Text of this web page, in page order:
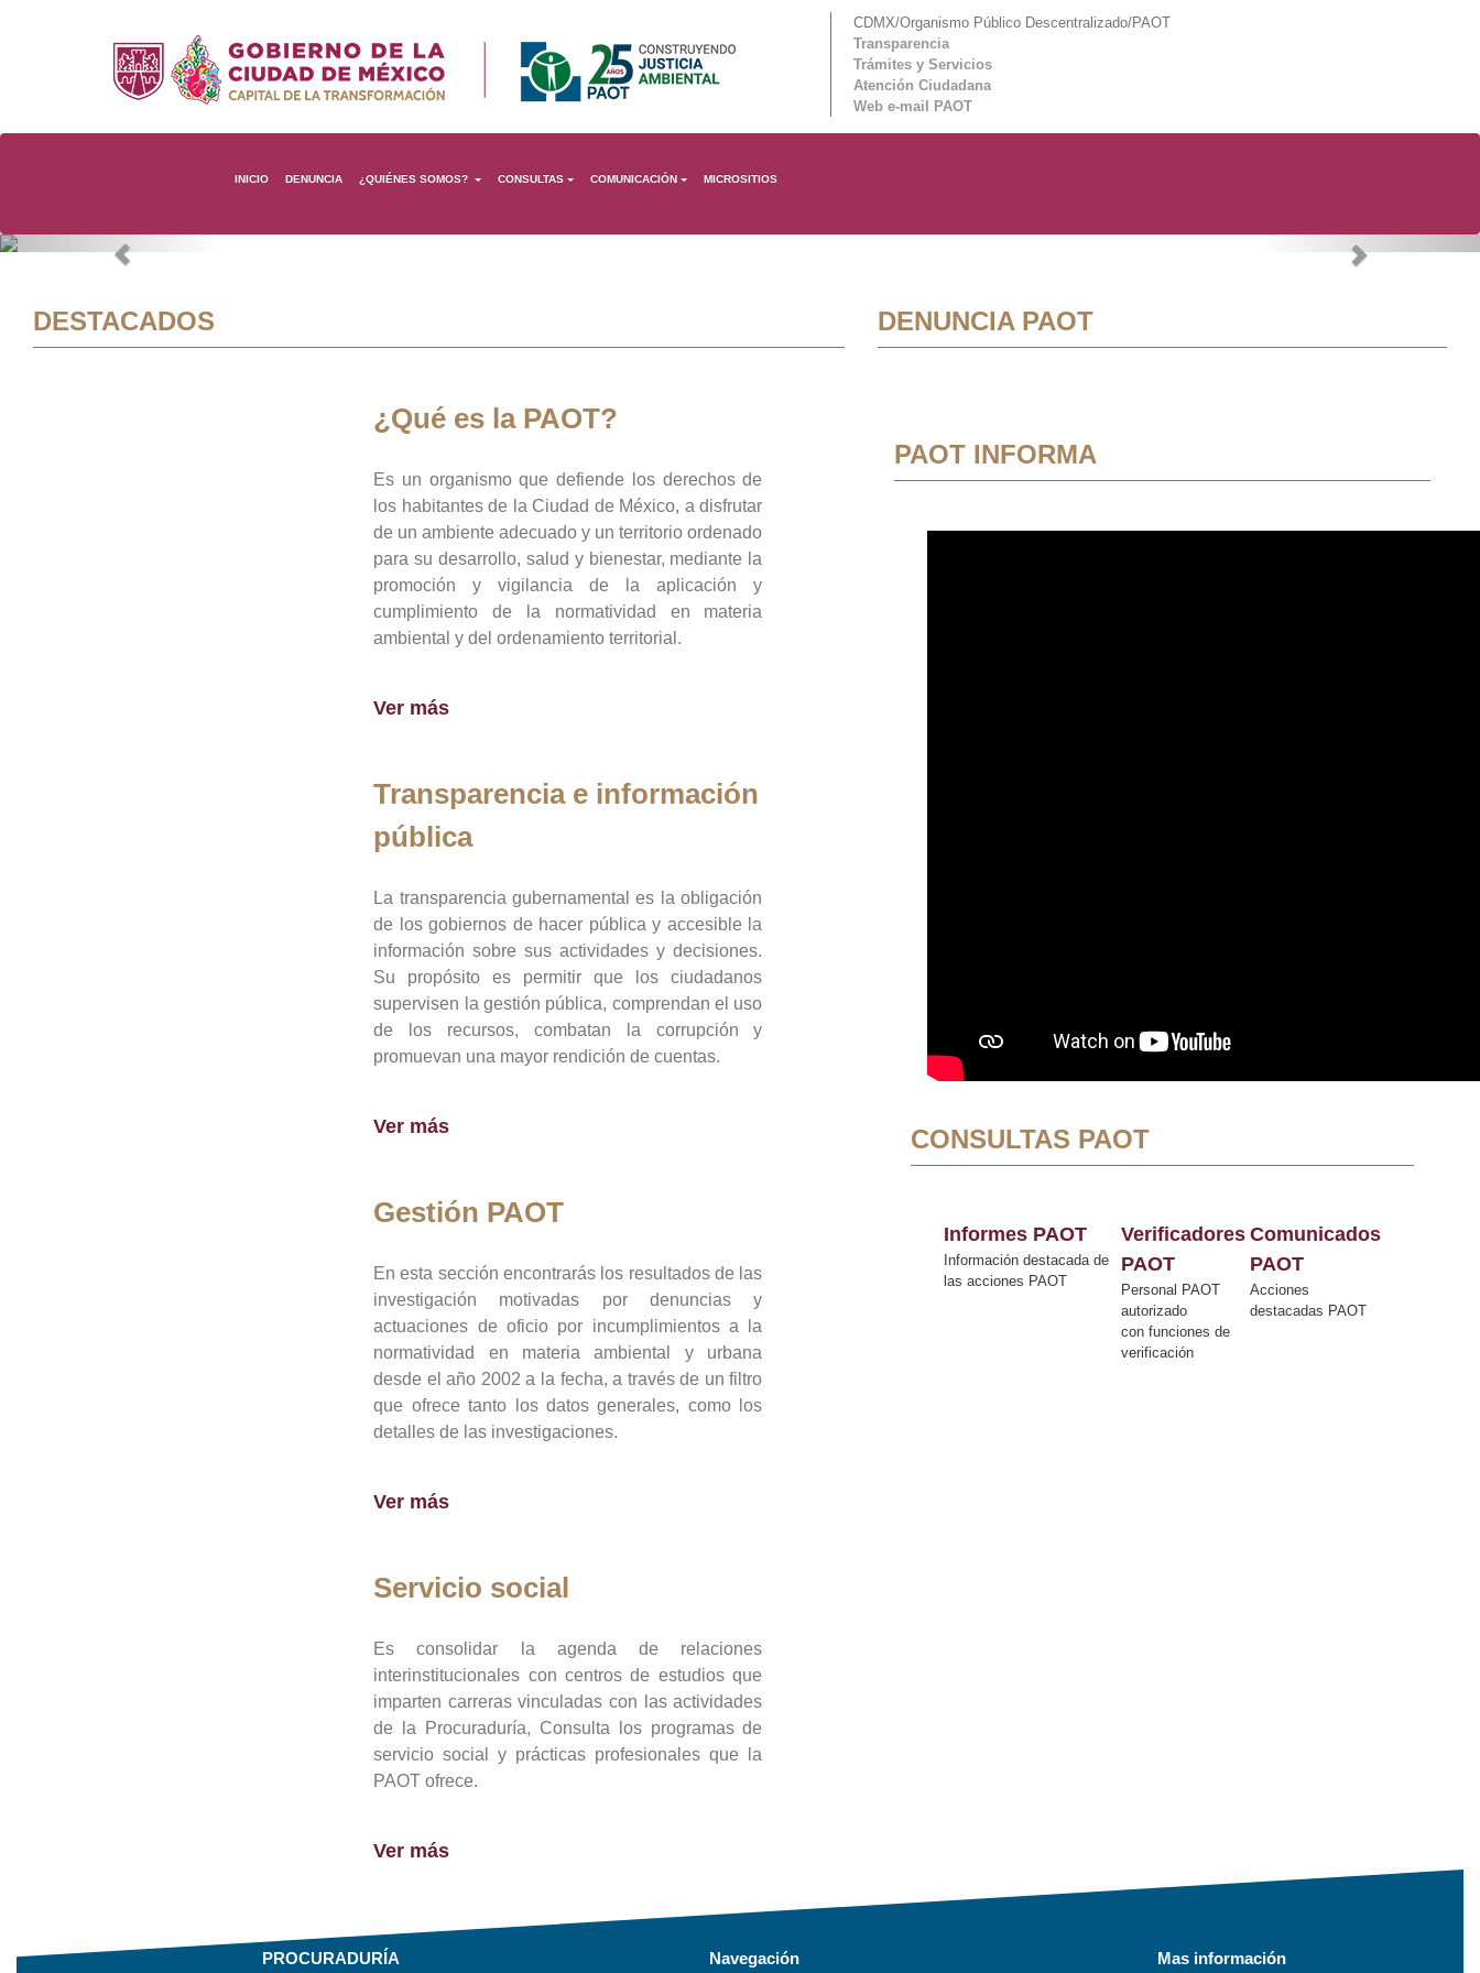
CDMX/Organismo Público Descentralizado/PAOT
Transparencia
Trámites y Servicios
Atención Ciudadana
Web e-mail PAOT
INICIO DENUNCIA ¿QUIÉNES SOMOS? CONSULTAS COMUNICACIÓN MICROSITIOS
Previous Next
DESTACADOS
¿Qué es la PAOT?
Es un organismo que defiende los derechos de
los habitantes de la Ciudad de México, a disfrutar
de un ambiente adecuado y un territorio ordenado
para su desarrollo, salud y bienestar, mediante la
promoción y vigilancia de la aplicación y
cumplimiento de la normatividad en materia
ambiental y del ordenamiento territorial.
Ver más
Transparencia e información
pública
La transparencia gubernamental es la obligación
de los gobiernos de hacer pública y accesible la
información sobre sus actividades y decisiones.
Su propósito es permitir que los ciudadanos
supervisen la gestión pública, comprendan el uso
de los recursos, combatan la corrupción y
promuevan una mayor rendición de cuentas.
Ver más
Gestión PAOT
En esta sección encontrarás los resultados de las
investigación motivadas por denuncias y
actuaciones de oficio por incumplimientos a la
normatividad en materia ambiental y urbana
desde el año 2002 a la fecha, a través de un filtro
que ofrece tanto los datos generales, como los
detalles de las investigaciones.
Ver más
Servicio social
Es consolidar la agenda de relaciones
interinstitucionales con centros de estudios que
imparten carreras vinculadas con las actividades
de la Procuraduría, Consulta los programas de
servicio social y prácticas profesionales que la
PAOT ofrece.
Ver más
DENUNCIA PAOT
PAOT INFORMA
CONSULTAS PAOT
Informes PAOT
Información destacada de
las acciones PAOT
Verificadores
PAOT
Personal PAOT
autorizado
con funciones de
verificación
Comunicados
PAOT
Acciones
destacadas PAOT
PROCURADURÍA Navegación Mas información